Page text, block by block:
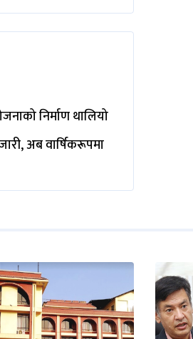
निर्माण थालियो
अब वार्षिकरूपमा